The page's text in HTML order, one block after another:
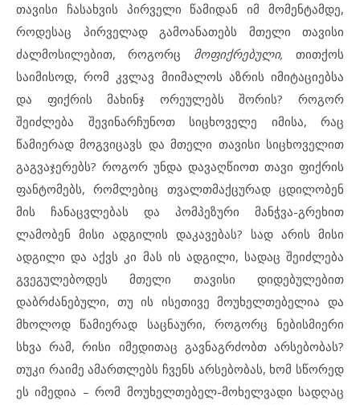
თავისი ჩასახვის პირველი წამიდან იმ მომენტამდე,
როდესაც პირველად გამოანათებს მთელი თავისი
ძალმოსილებით, როგორც მოფიქრებული, თითქოს
საიმისოდ, რომ კვლავ მიიმალოს აზრის იმიტაციებსა
და ფიქრის მახინჯ ორეულებს შორის? როგორ
შეიძლება შევინარჩუნოთ სიცხოველე იმისა, რაც
წამიერად მოგვიცავს და მთელი თავისი სიცხოველით
გაგვაჯერებს? როგორ უნდა დავაღწიოთ თავი ფიქრის
ფანტომებს, რომლებიც თვალთმაქცურად ცდილობენ
მის ჩანაცვლებას და პომპეზური მანჭვა-გრეხით
ლამობენ მისი ადგილის დაკავებას? სად არის მისი
ადგილი და აქვს კი მას ის ადგილი, სადაც შეიძლება
გვეგულებოდეს მთელი თავისი დიდებულებით
დაბრძანებული, თუ ის ისეთივე მოუხელთებელია და
მხოლოდ წამიერად საცნაური, როგორც ნებისმიერი
სხვა რამ, რისი იმედითაც გავნაგრძობთ არსებობას?
თუკი რაიმე ამართლებს ჩვენს არსებობას, ხომ სწორედ
ეს იმედია – რომ მოუხელთებელ-მოხელვადი სადღაც